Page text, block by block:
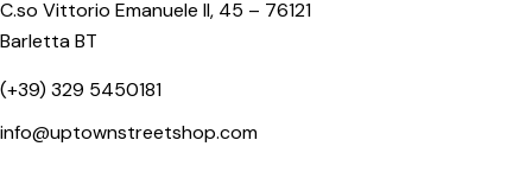
C.so Vittorio Emanuele II, 45 – 76121
Barletta BT
(+39) 329 5450181
info@uptownstreetshop.com